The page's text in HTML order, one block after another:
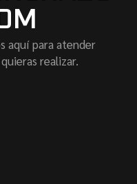
aquí para atender
realizar.